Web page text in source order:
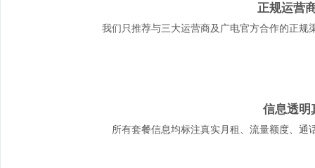
正规运营
我们只推荐与三大运营商及广电官方合作的正规
信息透明
所有套餐信息均标注真实月租、流量额度、通